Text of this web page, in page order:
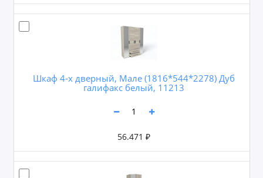
Шкаф 4-х дверный, Мале (1816*544*2278) Дуб
галифакс белый, 11213
56.471 ₽